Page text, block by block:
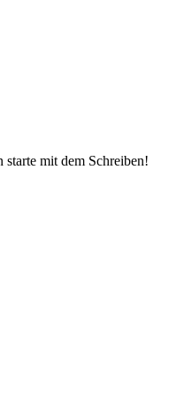
mit dem Schreiben!